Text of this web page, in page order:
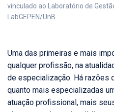
vinculado ao Laboratório de
LabGEPEN/UnB
Uma das primeiras e mais
qualquer profissão, na
de especialização. Há razões
quanto mais especializadas
atuação profissional, mais